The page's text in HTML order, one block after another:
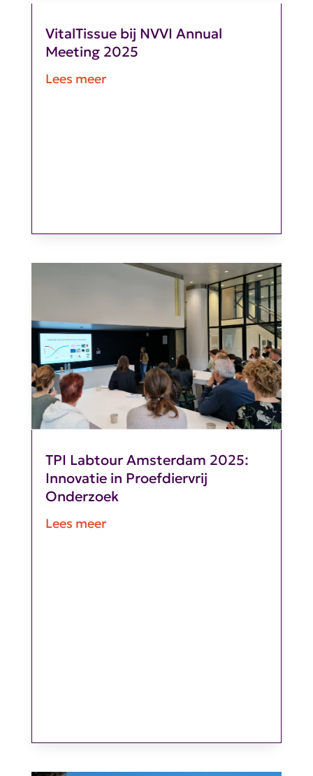
VitalTissue bij NVVI Annual
Meeting 2025
Lees meer
TPI Labtour Amsterdam 2025:
Innovatie in Proefdiervrij
Onderzoek
Lees meer